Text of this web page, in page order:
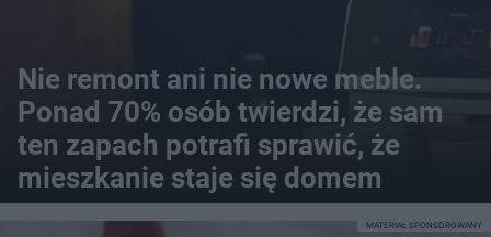
Nie remont ani nie nowe meble.
Ponad 70% osób twierdzi, że sam
ten zapach potrafi sprawić, że
mieszkanie staje się domem
MATERIAŁ SPONSOROWANY